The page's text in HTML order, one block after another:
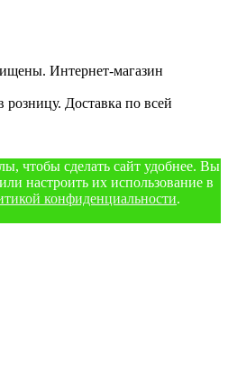
Интернет-магазин
Доставка по всей
чтобы сделать сайт удобнее. Вы
настроить их использование в
конфиденциальности.